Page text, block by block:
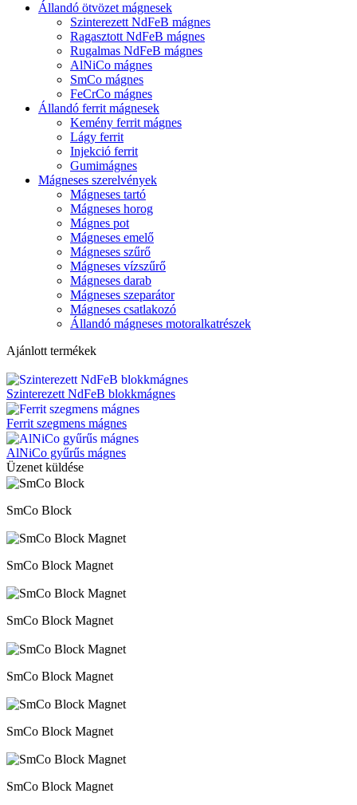
Állandó ötvözet mágnesek
Szinterezett NdFeB mágnes
Ragasztott NdFeB mágnes
Rugalmas NdFeB mágnes
AlNiCo mágnes
SmCo mágnes
FeCrCo mágnes
Állandó ferrit mágnesek
Kemény ferrit mágnes
Lágy ferrit
Injekció ferrit
Gumimágnes
Mágneses szerelvények
Mágneses tartó
Mágneses horog
Mágnes pot
Mágneses emelő
Mágneses szűrő
Mágneses vízszűrő
Mágneses darab
Mágneses szeparátor
Mágneses csatlakozó
Állandó mágneses motoralkatrészek
Ajánlott termékek
Szinterezett NdFeB blokkmágnes
Ferrit szegmens mágnes
AlNiCo gyűrűs mágnes
Üzenet küldése
SmCo Block
SmCo Block Magnet
SmCo Block Magnet
SmCo Block Magnet
SmCo Block Magnet
SmCo Block Magnet